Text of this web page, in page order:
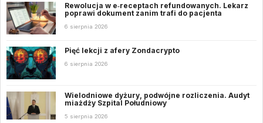
Rewolucja w e‑receptach refundowanych. Lekarz
poprawi dokument zanim trafi do pacjenta
6 sierpnia 2026
Pięć lekcji z afery Zondacrypto
6 sierpnia 2026
Wielodniowe dyżury, podwójne rozliczenia. Audyt
miażdży Szpital Południowy
5 sierpnia 2026